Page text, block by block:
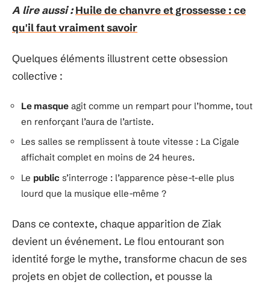
A lire aussi : Huile de chanvre et grossesse : ce
qu'il faut vraiment savoir
Quelques éléments illustrent cette obsession
collective :
Le masque agit comme un rempart pour l’homme, tout
en renforçant l’aura de l’artiste.
Les salles se remplissent à toute vitesse : La Cigale
affichait complet en moins de 24 heures.
Le public s’interroge : l’apparence pèse-t-elle plus
lourd que la musique elle-même ?
Dans ce contexte, chaque apparition de Ziak
devient un événement. Le flou entourant son
identité forge le mythe, transforme chacun de ses
projets en objet de collection, et pousse la